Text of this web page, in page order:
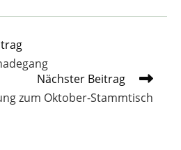
Nächster Beitrag
zum Oktober-Stammtisch